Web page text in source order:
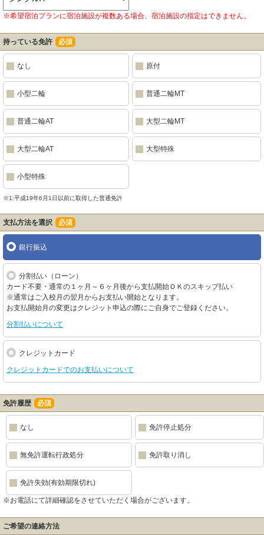
※希望宿泊プランに宿泊施設が複数ある場合、宿泊施設の指定はできません。
持っている免許 必須
なし 原付
小型二輪 普通二輪MT
普通二輪AT 大型二輪MT
大型二輪AT 大型特殊
小型特殊
※1:平成19年6月1日以前に取得した普通免許
支払方法を選択 必須
銀行振込
分割払い（ローン）
カード不要・通常の１ヶ月～６ヶ月後から支払開始ＯＫのスキップ払い
※通常はご入校月の翌月からお支払い開始となります。
お支払開始月の変更はクレジット申込の際にご自身でご登録ください。
分割払いについて
クレジットカード
クレジットカードでのお支払いについて
免許履歴 必須
なし 免許停止処分
無免許運転行政処分 免許取り消し
免許失効(有効期限切れ)
※お電話にて詳細確認をさせていただく場合がございます。
ご希望の連絡方法